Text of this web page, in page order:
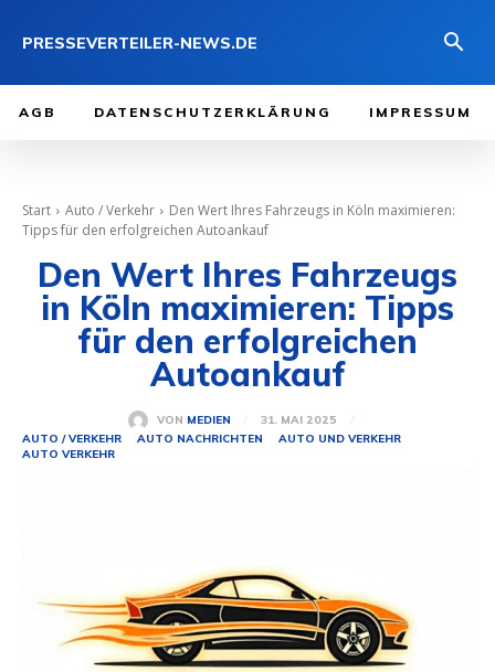
PRESSEVERTEILER-NEWS.DE
AGB DATENSCHUTZERKLÄRUNG IMPRESSUM
Start Auto / Verkehr
Den Wert Ihres Fahrzeugs in Köln maximieren:
Tipps für den erfolgreichen Autoankauf
Den Wert Ihres Fahrzeugs
in Köln maximieren: Tipps
für den erfolgreichen
Autoankauf
VON MEDIEN
31. MAI 2025
AUTO / VERKEHR
AUTO NACHRICHTEN
AUTO UND VERKEHR
AUTO VERKEHR